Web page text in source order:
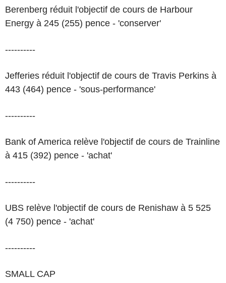
Berenberg réduit l'objectif de cours de Harbour
Energy à 245 (255) pence - 'conserver'
----------
Jefferies réduit l'objectif de cours de Travis Perkins à
443 (464) pence - 'sous-performance'
----------
Bank of America relève l'objectif de cours de Trainline
à 415 (392) pence - 'achat'
----------
UBS relève l'objectif de cours de Renishaw à 5 525
(4 750) pence - 'achat'
----------
SMALL CAP